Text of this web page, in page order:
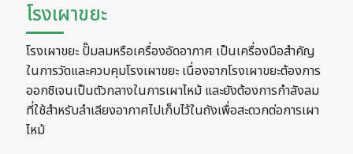
โรงเผาขยะ
โรงเผาขยะ ปั๊มลมหรือเครื่องอัดอากาศ เป็นเครื่องมือสำคัญ
ในการวัดและควบคุมโรงเผาขยะ เนื่องจากโรงเผาขยะต้องการ
ออกซิเจนเป็นตัวกลางในการเผาไหม้ และยังต้องการกำลังลม
ที่ใช้สำหรับลำเลียงอากาศไปเก็บไว้ในถังเพื่อสะดวกต่อการเผา
ไหม้